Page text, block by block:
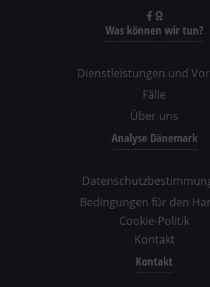
Was können wir tun?
Dienstleistungen und
Fälle
Über uns
Analyse Dänemark
Bedingungen für den
Cookie-Politik
Kontakt
Kontakt